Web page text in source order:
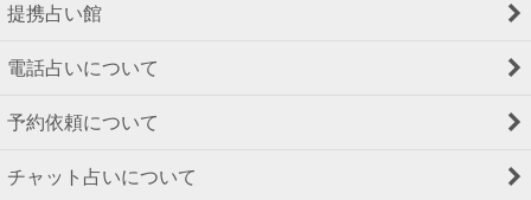
提携占い館
電話占いについて
予約依頼について
チャット占いについて